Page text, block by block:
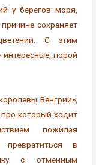
у берегов моря,
сохраняет
С этим
порой
Венгрии»,
который ходит
пожилая
превратиться в
с отменным